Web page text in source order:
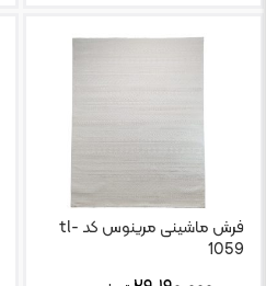
فرش ماشینی مرینوس کد tl-
1059